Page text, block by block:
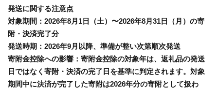
発送に関する注意点
対象期間：2026年8月1日（土）〜2026年8月31日（月）の寄
附・決済完了分
発送時期：2026年9月以降、準備が整い次第順次発送
寄附金控除への影響：寄附金控除の対象年は、返礼品の発送
日ではなく寄附・決済の完了日を基準に判定されます。対象
期間中に決済が完了した寄附は2026年分の寄附として扱わ